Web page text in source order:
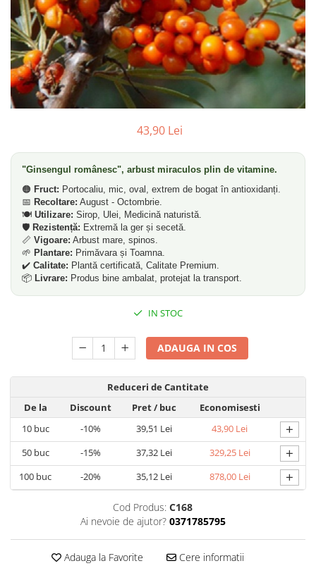
Dud
Corn
Smochin
Kaki
Mosmon
Migdal
43,90 Lei
"Ginsengul românesc", arbust miraculos plin de vitamine.
🟠 Fruct: Portocaliu, mic, oval, extrem de bogat în antioxidanți.
📅 Recoltare: August - Octombrie.
🍽️ Utilizare: Sirop, Ulei, Medicină naturistă.
🛡️ Rezistență: Extremă la ger și secetă.
📏 Vigoare: Arbust mare, spinos.
🌱 Plantare: Primăvara și Toamna.
✔️ Calitate: Plantă certificată, Calitate Premium.
📦 Livrare: Produs bine ambalat, protejat la transport.
IN STOC
ADAUGA IN COS
Reduceri de Cantitate
De la
Discount Pret/ buc
Economisesti
10buc -10% 39,51 Lei 43,90 Lei +
50buc -15% 37,32 Lei 329,25 Lei +
100 buc -20% 35,12 Lei 878,00 Lei +
Cod Produs: C168
Ai nevoie de ajutor? 0371785795
Adauga la Favorite Cere informatii